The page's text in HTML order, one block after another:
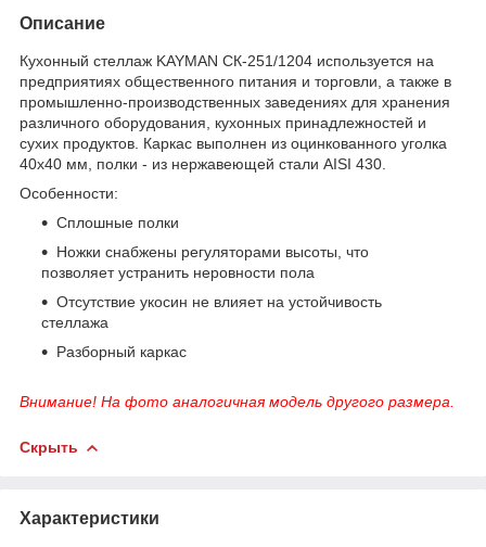
Описание
Кухонный стеллаж KAYMAN СК-251/1204 используется на
предприятиях общественного питания и торговли, а также в
промышленно-производственных заведениях для хранения
различного оборудования, кухонных принадлежностей и
сухих продуктов. Каркас выполнен из оцинкованного уголка
40х40 мм, полки - из нержавеющей стали AISI 430.
Особенности:
Сплошные полки
Ножки снабжены регуляторами высоты, что
позволяет устранить неровности пола
Отсутствие укосин не влияет на устойчивость
стеллажа
Разборный каркас
Внимание! На фото аналогичная модель другого размера.
Скрыть
Характеристики